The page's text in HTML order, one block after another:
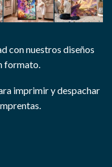
con nuestros diseños
formato.
imprimir y despachar